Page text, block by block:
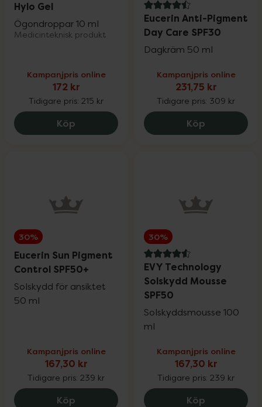
Hylo Gel
Ögondroppar 10 ml
Medicinteknisk produkt
Kampanjpris online
172 kr
Tidigare pris: 215 kr
Köp Hylo Gel, 172 kr.
4.5 av 5 i omdöme
Eucerin Anti-Pigment
Day Care SPF30
Dagkräm 50 ml
Kampanjpris online
231,75 kr
Tidigare pris: 309 kr
Köp Eucerin
30%
Eucerin Sun Pigment
Control SPF50+
Solskydd för ansiktet
50 ml
Kampanjpris online
167,30 kr
Tidigare pris: 239 kr
Köp Eucerin Sun Pigment Control SPF50+,
30%
4.6 av 5 i omdöme
EVY Technology
Solskydd Mousse
SPF50
Solskyddsmousse 100
ml
Kampanjpris online
167,30 kr
Tidigare pris: 239 kr
Köp EVY